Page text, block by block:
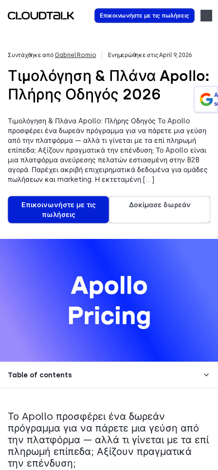
Επικοινωνήστε με τις πωλήσεις
Συντάχθηκε από Gabriel Romio Ενημερώθηκε στις April 9, 2026
Τιμολόγηση & Πλάνα Apollo:
Πλήρης Οδηγός 2026
Τιμολόγηση & Πλάνα Apollo: Πλήρης Οδηγός Το Apollo
προσφέρει ένα δωρεάν πρόγραμμα για να πάρετε μια γεύση
από την πλατφόρμα — αλλά τι γίνεται με τα επί πληρωμή
επίπεδα; Αξίζουν πραγματικά την επένδυση; Το Apollo είναι
μια πλατφόρμα ανεύρεσης πελατών εστιασμένη στην B2B
αγορά. Παρέχει ακριβή επιχειρηματικά δεδομένα για ομάδες
πωλήσεων και marketing. Η εκτεταμένη […]
Επικοινωνήστε με τις
πωλήσεις
Δοκίμασε δωρεάν
Table of contents
Το Apollo προσφέρει ένα δωρεάν
πρόγραμμα για να πάρετε μια γεύση από
την πλατφόρμα — αλλά τι γίνεται με τα επί
πληρωμή επίπεδα; Αξίζουν πραγματικά
την επένδυση;